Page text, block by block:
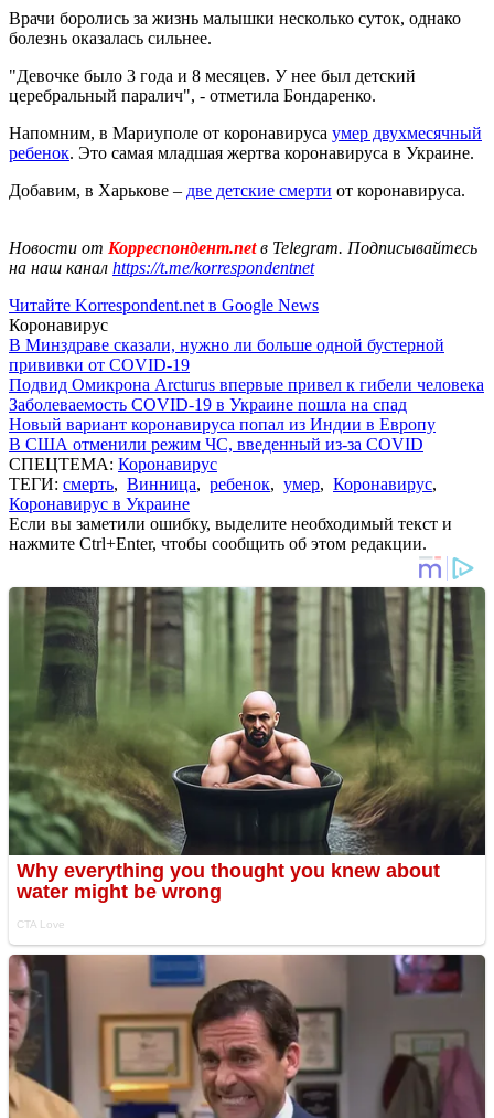
Врачи боролись за жизнь малышки несколько суток, однако
болезнь оказалась сильнее.
"Девочке было 3 года и 8 месяцев. У нее был детский
церебральный паралич", - отметила Бондаренко.
Напомним, в Мариуполе от коронавируса умер двухмесячный
ребенок. Это самая младшая жертва коронавируса в Украине.
Добавим, в Харькове – две детские смерти от коронавируса.
Новости от Корреспондент.netв Telegram. Подписывайтесь
на наш канал https://t.me/korrespondentnet
Читайте Korrespondent.net в Google News
Коронавирус
В Минздраве сказали, нужно ли больше одной бустерной
прививки от COVID-19
Подвид Омикрона Arcturus впервые привел к гибели человека
Заболеваемость COVID-19 в Украине пошла на спад
Новый вариант коронавируса попал из Индии в Европу
В США отменили режим ЧС, введенный из-за COVID
СПЕЦТЕМА: Коронавирус
ТЕГИ: смерть, Винница, ребенок, умер, Коронавирус,
Коронавирус в Украине
Если вы заметили ошибку, выделите необходимый текст и
нажмите Ctrl+Enter, чтобы сообщить об этом редакции.